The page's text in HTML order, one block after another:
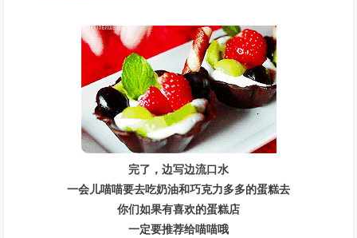
完了，边写边流口水
一会儿喵喵要去吃奶油和巧克力多多的蛋糕去
你们如果有喜欢的蛋糕店
一定要推荐给喵喵哦